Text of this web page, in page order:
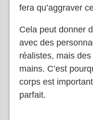
fera qu’aggraver
Cela peut donner
avec des
réalistes, mais
mains. C’est
corps est
parfait.